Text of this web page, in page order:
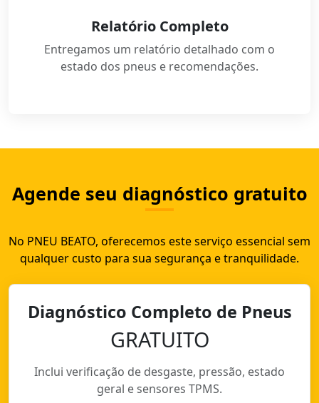
Relatório Completo
Entregamos um relatório detalhado com o
estado dos pneus e recomendações.
Agende seu diagnóstico gratuito
No PNEU BEATO, oferecemos este serviço essencial sem
qualquer custo para sua segurança e tranquilidade.
Diagnóstico Completo de Pneus
GRATUITO
Inclui verificação de desgaste, pressão, estado
geral e sensores TPMS.